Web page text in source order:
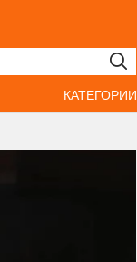
КАТЕГОРИИ